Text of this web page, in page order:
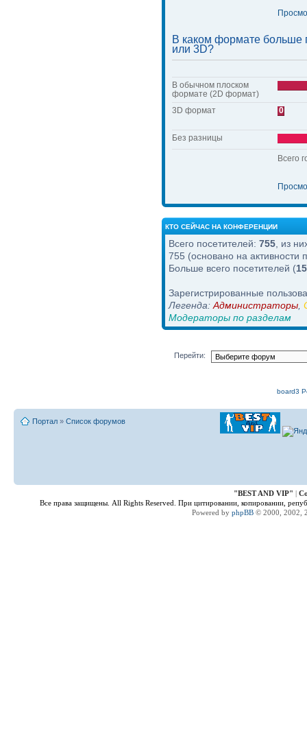
В каком формате больше
или 3D?
В обычном плоском
формате (2D формат)
3D формат
0
Без разницы
Всего
КТО СЕЙЧАС НА КОНФЕРЕНЦИИ
Всего посетителей: 755 , из
755 (основано на активности
Больше всего посетителей (
Зарегистрированные
Легенда: Администраторы
Модераторы по разделам
Перейти:
board3
Портал » Список форумов
"BEST AND VIP" |
Все права защищены. All Rights Reserved. При цитировании, копировании,
Powered by phpBB © 2000, 2002,